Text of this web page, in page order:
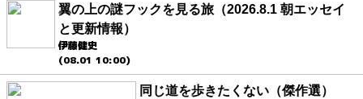
翼の上の謎フックを見る旅（2026.8.1 朝エッセイ
と更新情報）
伊藤健史
(08.01 10:00)
同じ道を歩きたくない（傑作選）